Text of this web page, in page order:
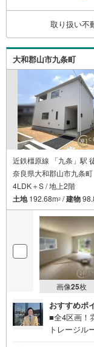
取り扱い不
大和郡山市九条町
近鉄橿原線 「九条」駅
奈良県大和郡山市九条町
4LDK＋S / 地上2階
土地192.68m2 /建物
画像25枚
おすすめポ
■全4区画！
トレージル